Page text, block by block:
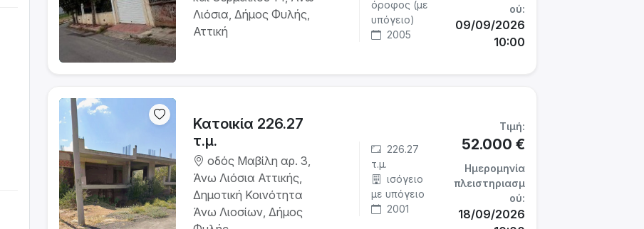
Λιόσια, Δήμος Φυλής,
Αττική
όροφος (με
υπόγειο)
2005
ού:
09/09/2026
10:00
Κατοικία 226.27
τ.μ.
οδός Μαβίλη αρ. 3,
Άνω Λιόσια Αττικής,
Δημοτική Κοινότητα
Άνω Λιοσίων, Δήμος
226.27
τ.μ.
ισόγειο
με υπόγειο
2001
Τιμή:
52.000 €
Ημερομηνία
πλειστηριασμ
ού:
18/09/2026